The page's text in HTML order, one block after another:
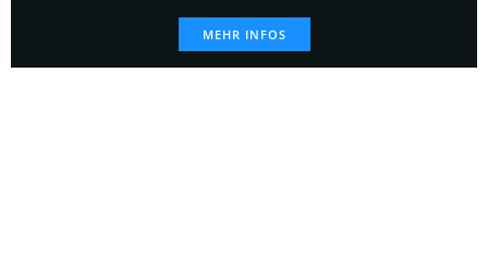
MEHR INFOS